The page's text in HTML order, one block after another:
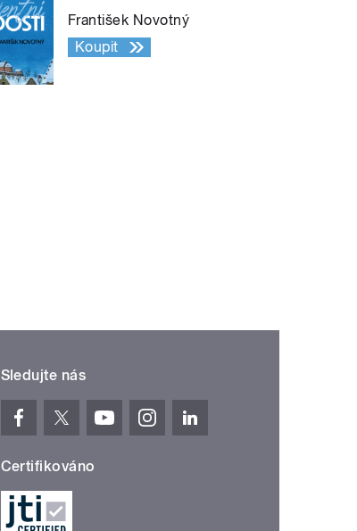
František Novotný
Koupit
Sledujte nás
Certifikováno